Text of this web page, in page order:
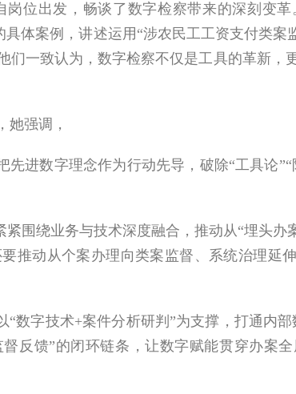
出发，畅谈了数字检察带来的深刻变革
体案例，讲述运用“涉农民工工资支付类
一致认为，数字检察不仅是工具的革新，
强调，
进数字理念作为行动先导，破除“工具论”“
绕业务与技术深度融合，推动从“埋头办
推动从个案办理向类案监督、系统治理延
字技术+案件分析研判”为支撑，打通内
”的闭环链条，让数字赋能贯穿办案全